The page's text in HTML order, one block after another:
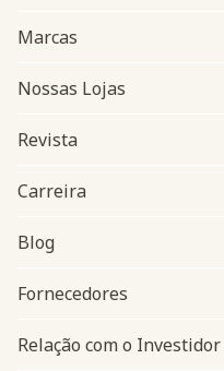
Navegação do rodapé
Marcas
Nossas Lojas
Revista
Carreira
Blog
Fornecedores
Relação com o Investidor